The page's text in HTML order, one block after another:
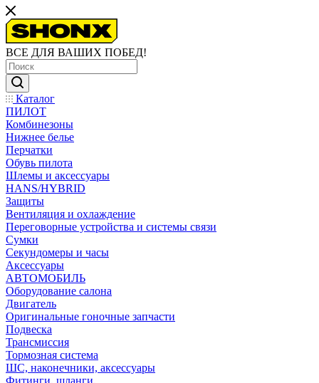
ВСЕ ДЛЯ ВАШИХ ПОБЕД!
Каталог
ПИЛОТ
Комбинезоны
Нижнее белье
Перчатки
Обувь пилота
Шлемы и аксессуары
HANS/HYBRID
Защиты
Вентиляция и охлаждение
Переговорные устройства и системы связи
Сумки
Секундомеры и часы
Аксессуары
АВТОМОБИЛЬ
Оборудование салона
Двигатель
Оригинальные гоночные запчасти
Подвеска
Трансмиссия
Тормозная система
ШС, наконечники, аксессуары
Фитинги, шланги.